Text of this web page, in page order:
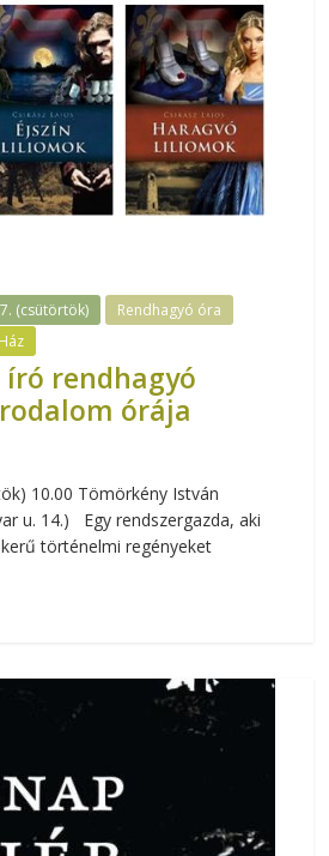
(csütörtök)
Rendhagyó óra
író rendhagyó
órája
10.00 Tömörkény István
u. 14.) Egy rendszergazda, aki
történelmi regényeket